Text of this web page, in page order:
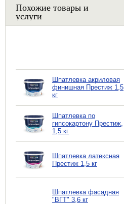
Похожие товары и
услуги
Шпатлевка акриловая
финишная Престиж 1,5
кг
Шпатлевка по
гипсокартону Престиж,
1,5 кг
Шпатлевка латексная
Престиж 1,5 кг
Шпатлевка фасадная
"ВГТ" 3,6 кг